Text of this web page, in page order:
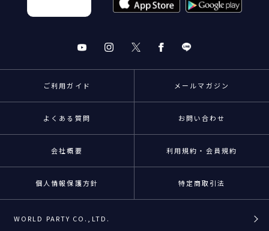
ご利用ガイド メールマガジン
よくある質問 お問い合わせ
会社概要 利用規約・会員規約
個人情報保護方針 特定商取引法
WORLD PARTY CO.,LTD.